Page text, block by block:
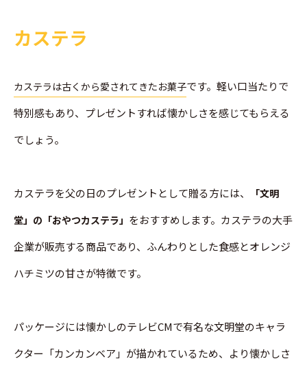
カステラ
カステラは古くから愛されてきたお菓子です。軽い口当たりで
特別感もあり、プレゼントすれば懐かしさを感じてもらえる
でしょう。
カステラを父の日のプレゼントとして贈る方には、
「文明
堂」の「おやつカステラ」 をおすすめします。カステラの大手
企業が販売する商品であり、ふんわりとした食感とオレンジ
ハチミツの甘さが特徴です。
パッケージには懐かしのテレビCMで有名な文明堂のキャラ
クター「カンカンベア」が描かれているため、より懐かしさ